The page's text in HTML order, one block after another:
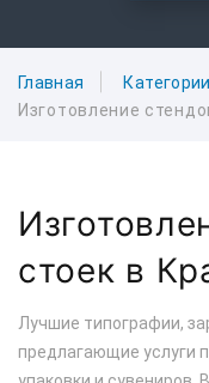
Главная Категории
Изготовление
стоек в
Лучшие типографии,
предлагающие услуги